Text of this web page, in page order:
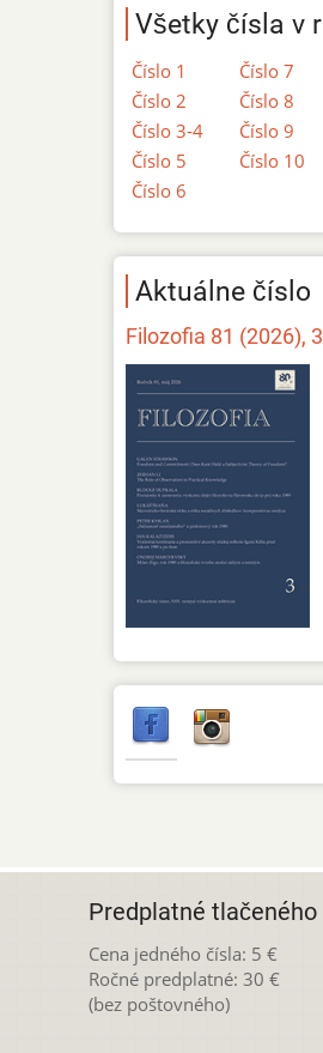
Všetky čísla v
Číslo 1
Číslo 2
Číslo 3-4
Číslo 5
Číslo 6
Číslo 7
Číslo 8
Číslo 9
Číslo 10
Aktuálne číslo
Filozofia 81 (2026), 3
Predplatné tlačeného
Cena jedného čísla: 5 €
Ročné predplatné: 30 €
(bez poštovného)